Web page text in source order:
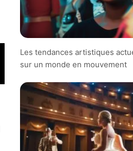
Les tendances artistiques
sur un monde en mouvement